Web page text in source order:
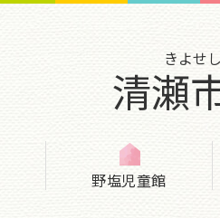
きよせ
清瀬
野塩児童館